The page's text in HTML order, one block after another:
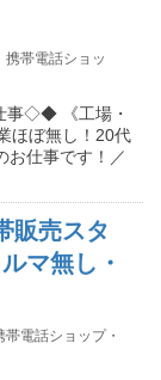
携帯電話ショッ
事◇◆ 《工場・
ほぼ無し！20代
お仕事です！／
販売スタ
マ無し・
帯電話ショップ・